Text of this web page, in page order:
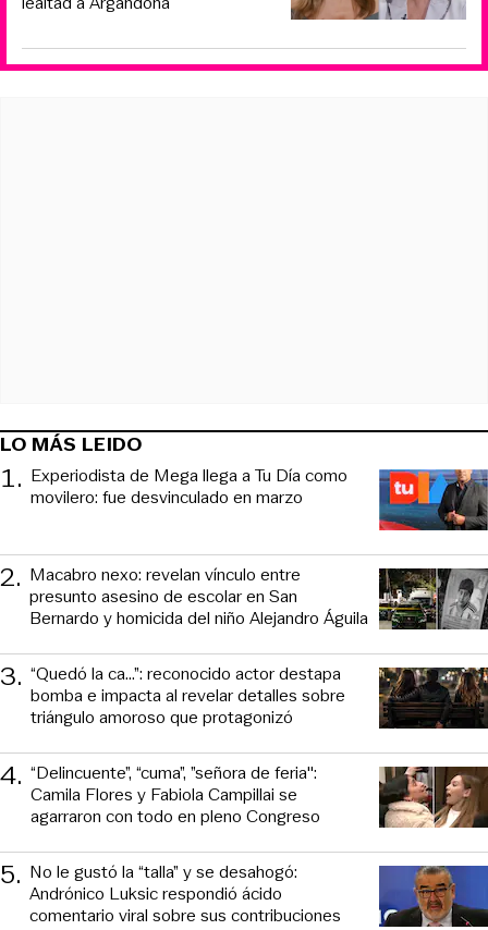
LO MÁS LEIDO
1. Experiodista de Mega llega a Tu Día como
movilero: fue desvinculado en marzo
2. Macabro nexo: revelan vínculo entre
presunto asesino de escolar en San
Bernardo y homicida del niño Alejandro Águila
3. “Quedó la ca...”: reconocido actor destapa
bomba e impacta al revelar detalles sobre
triángulo amoroso que protagonizó
4. “Delincuente”, “cuma”, ”señora de feria":
Camila Flores y Fabiola Campillai se
agarraron con todo en pleno Congreso
5. No le gustó la “talla” y se desahogó:
Andrónico Luksic respondió ácido
comentario viral sobre sus contribuciones